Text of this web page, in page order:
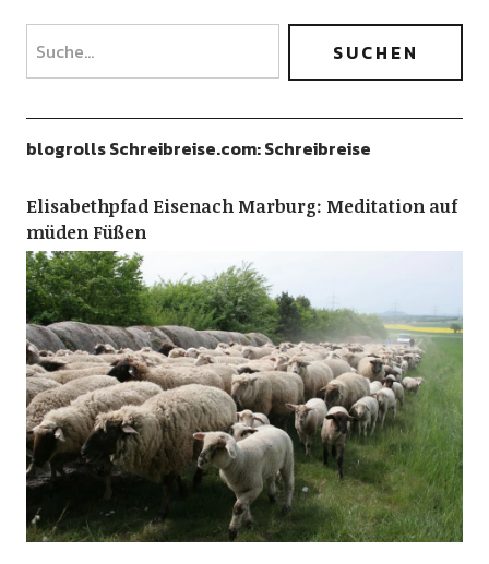
blogrolls Schreibreise.com: Schreibreise
Elisabethpfad Eisenach Marburg: Meditation auf
müden Füßen